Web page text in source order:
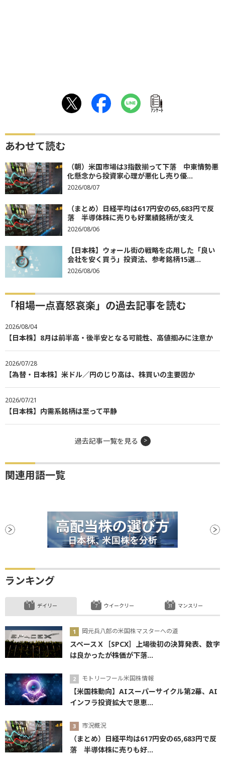
ｱﾝｹｰﾄ
あわせて読む
（朝）米国市場は3指数揃って下落 中東情勢悪
化懸念から投資家心理が悪化し売り優...
2026/08/07
（まとめ）日経平均は617円安の65,683円で反
落 半導体株に売りも好業績銘柄が支え
2026/08/06
【日本株】ウォール街の戦略を応用した「良い
会社を安く買う」投資法、参考銘柄15選...
2026/08/06
「相場一点喜怒哀楽」の過去記事を読む
2026/08/04
【日本株】8月は前半高・後半安となる可能性、高値掴みに注意か
2026/07/28
【為替・日本株】米ドル／円のじり高は、株買いの主要因か
2026/07/21
【日本株】内需系銘柄は至って平静
過去記事一覧を見る
関連用語一覧
ランキング
デイリー
岡元兵八郎の米国株マスターへの道
スペースＸ［SPCX］上場後初の決算発表、数字
は良かったが株価が下落...
モトリーフール米国株情報
【米国株動向】AIスーパーサイクル第2幕、AI
インフラ投資拡大で恩恵...
市況概況
（まとめ）日経平均は617円安の65,683円で反
落 半導体株に売りも好...
ウイークリー マンスリー